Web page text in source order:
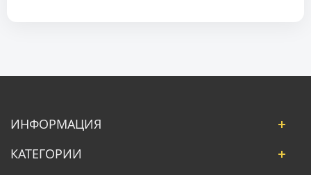
ИНФОРМАЦИЯ
КАТЕГОРИИ